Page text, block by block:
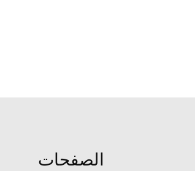
الصفحات